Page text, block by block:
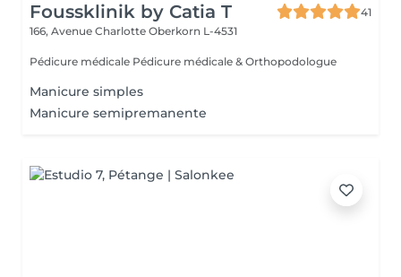
Foussklinik by Catia T
41
166, Avenue Charlotte Oberkorn L-4531
Pédicure médicale Pédicure médicale & Orthopodologue
Manicure simples
Manicure semipremanente